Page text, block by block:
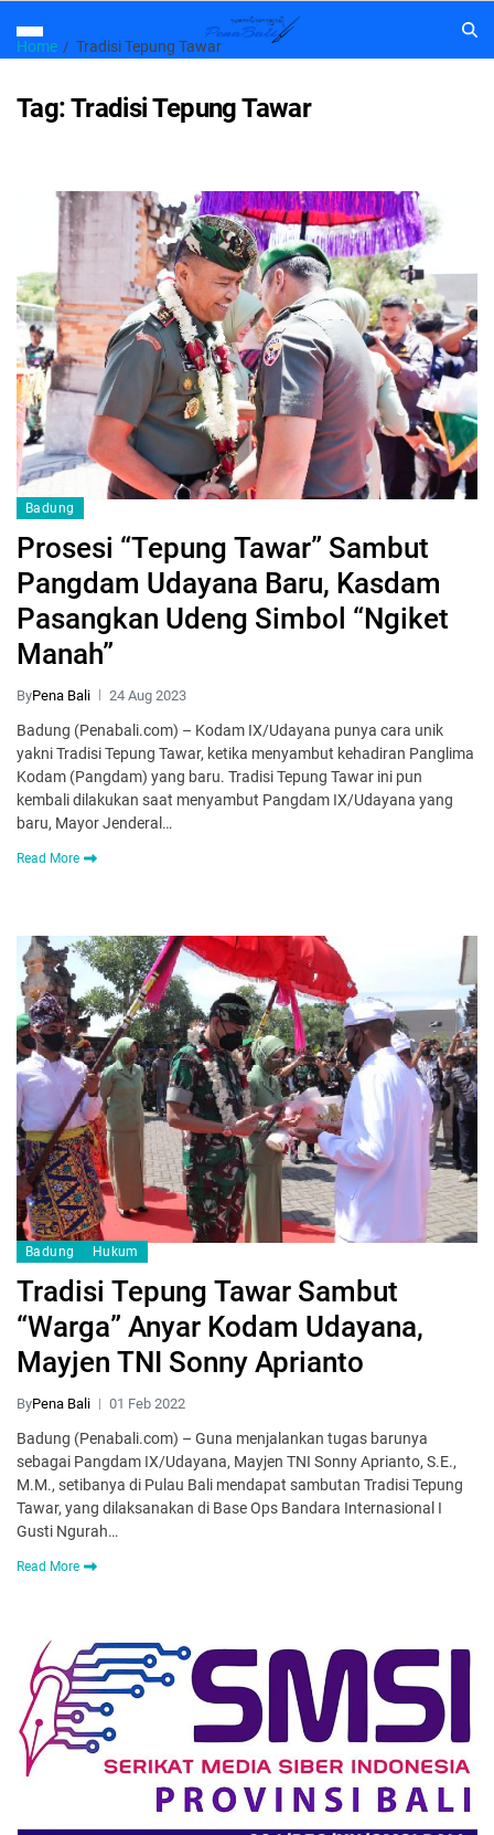
Home Tradisi Tepung Tawar
Tag:Tradisi Tepung Tawar
Badung
Prosesi “Tepung Tawar” Sambut
Pangdam Udayana Baru, Kasdam
Pasangkan Udeng Simbol “Ngiket
Manah”
ByPena Bali 24 Aug 2023
Badung (Penabali.com) – Kodam IX/Udayana punya cara unik
yakni Tradisi Tepung Tawar, ketika menyambut kehadiran Panglima
Kodam (Pangdam) yang baru. Tradisi Tepung Tawar ini pun
kembali dilakukan saat menyambut Pangdam IX/Udayana yang
baru, Mayor Jenderal…
Read More
Badung Hukum
Tradisi Tepung Tawar Sambut
“Warga” Anyar Kodam Udayana,
Mayjen TNI Sonny Aprianto
ByPena Bali 01 Feb 2022
Badung (Penabali.com) – Guna menjalankan tugas barunya
sebagai Pangdam IX/Udayana, Mayjen TNI Sonny Aprianto, S.E.,
M.M., setibanya di Pulau Bali mendapat sambutan Tradisi Tepung
Tawar, yang dilaksanakan di Base Ops Bandara Internasional I
Gusti Ngurah…
Read More